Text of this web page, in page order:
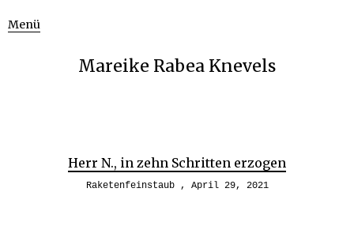
Menü
Mareike Rabea Knevels
Herr N., in zehn Schritten erzogen
Raketenfeinstaub April 29, 2021